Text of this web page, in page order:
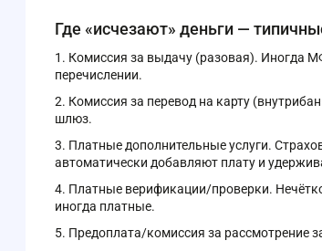
Где «исчезают» деньги —
Комиссия за выдачу (разовая). Иногда
перечислении.
Комиссия за перевод на карту
шлюз.
Платные дополнительные услуги.
автоматически добавляют плату и
Платные верификации/проверки.
иногда платные.
Предоплата/комиссия за рассмотрение